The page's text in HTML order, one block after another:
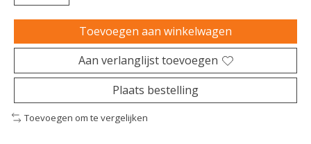
Toevoegen aan winkelwagen
Aan verlanglijst toevoegen
Plaats bestelling
Toevoegen om te vergelijken